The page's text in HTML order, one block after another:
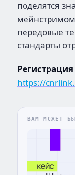
поделятся
мейнстримом
передовые
стандарты
https://
ВАМ МОЖЕТ